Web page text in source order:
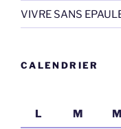
VIVRE SANS
CALENDRIER
L
M M